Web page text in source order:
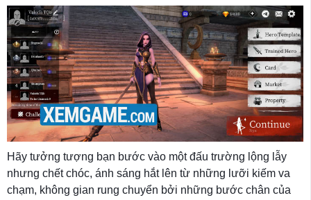
Hãy tưởng tượng bạn bước vào một đấu trường lộng lẫy
nhưng chết chóc, ánh sáng hắt lên từ những lưỡi kiếm va
chạm, không gian rung chuyển bởi những bước chân của